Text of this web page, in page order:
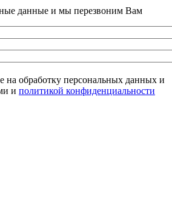
данные и мы перезвоним Вам
на обработку персональных данных и
и политикой конфиденциальности